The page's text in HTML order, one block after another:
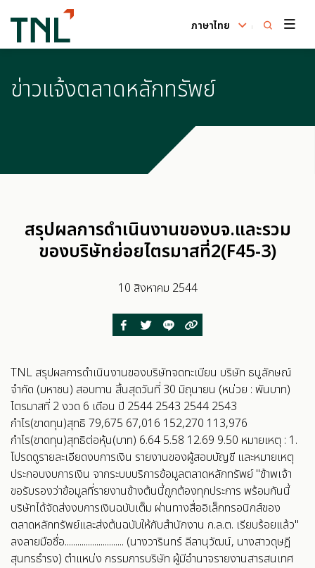
ภาษาไทย
ค้นหาในเว็บไซต์
ข่าวแจ้งตลาดหลักทรัพย์
สรุปผลการดำเนินงานของบจ.และรวม
ของบริษัทย่อยไตรมาสที่2(F45-3)
10 สิงหาคม 2544
TNL สรุปผลการดำเนินงานของบริษัทจดทะเบียน บริษัท ธนูลักษณ์
จำกัด (มหาชน) สอบทาน สิ้นสุดวันที่ 30 มิถุนายน (หน่วย : พันบาท)
ไตรมาสที่ 2 งวด 6 เดือน ปี 2544 2543 2544 2543
กำไร(ขาดทุน)สุทธิ 79,675 67,016 152,270 113,976
กำไร(ขาดทุน)สุทธิต่อหุ้น(บาท) 6.64 5.58 12.69 9.50 หมายเหตุ : 1.
โปรดดูรายละเอียดงบการเงิน รายงานของผู้สอบบัญชี และหมายเหตุ
ประกอบงบการเงิน จากระบบบริการข้อมูลตลาดหลักทรัพย์ "ข้าพเจ้า
ขอรับรองว่าข้อมูลที่รายงานข้างต้นนี้ถูกต้องทุกประการ พร้อมกันนี้
บริษัทได้จัดส่งงบการเงินฉบับเต็ม ผ่านทางสื่ออิเล็กทรอนิกส์ของ
ตลาดหลักทรัพย์และส่งต้นฉบับให้กับสำนักงาน ก.ล.ต. เรียบร้อยแล้ว"
ลงลายมือชื่อ............................ (นางวารินทร์ ลีลานุวัฒน์, นางสาวดุษฎี
สุนทรธำรง) ตำแหน่ง กรรมการบริษัท ผู้มีอำนาจรายงานสารสนเทศ